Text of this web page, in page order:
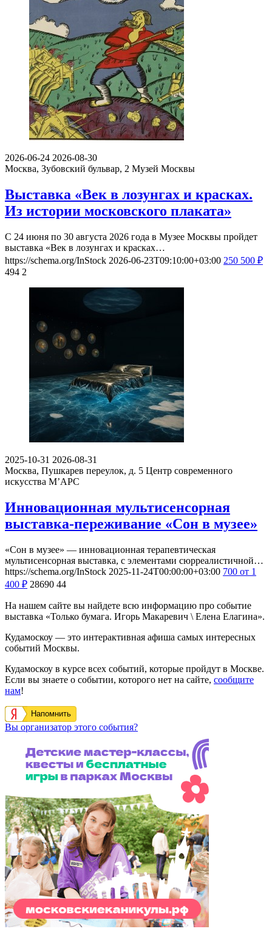
2026-06-24 2026-08-30
Москва, Зубовский бульвар, 2 Музей Москвы
Выставка «Век в лозунгах и красках.
Из истории московского плаката»
С 24 июня по 30 августа 2026 года в Музее Москвы пройдет
выставка «Век в лозунгах и красках…
https://schema.org/InStock 2026-06-23T09:10:00+03:00 250 500 ₽
494 2
2025-10-31 2026-08-31
Москва, Пушкарев переулок, д. 5 Центр современного
искусства М’АРС
Инновационная мультисенсорная
выставка-переживание «Сон в музее»
«Сон в музее» — инновационная терапевтическая
мультисенсорная выставка, с элементами сюрреалистичной…
https://schema.org/InStock 2025-11-24T00:00:00+03:00 700 от 1
400 ₽ 28690 44
На нашем сайте вы найдете всю информацию про событие
выставка «Только бумага. Игорь Макаревич \ Елена Елагина».
Кудамоскоу — это интерактивная афиша самых интересных
событий Москвы.
Кудамоскоу в курсе всех событий, которые пройдут в Москве.
Если вы знаете о событии, которого нет на сайте, сообщите
нам!
Напомнить
Вы организатор этого события?